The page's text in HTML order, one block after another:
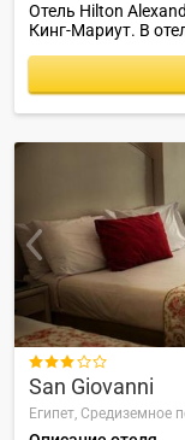
Отель Hilton
Кинг-Мариут. В

San Giovanni
Египет, Средиземное